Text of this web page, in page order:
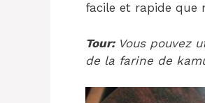
facile et rapide que
Tour:Vous pouvez
de la farine de